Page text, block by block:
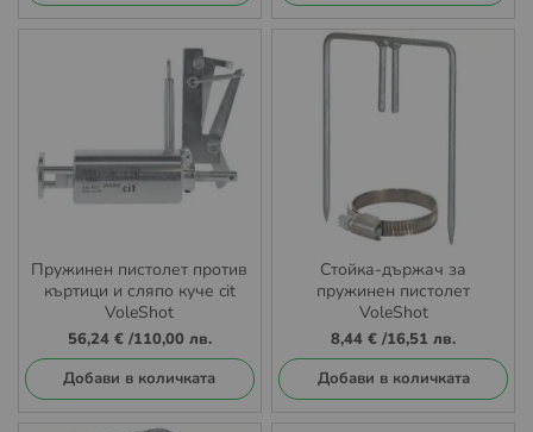
Пружинен пистолет против
къртици и сляпо куче cit
VoleShot
56,24 €/110,00 лв.
Добави в количката
Стойка-държач за
пружинен пистолет
VoleShot
8,44 € /16,51 лв.
Добави в количката